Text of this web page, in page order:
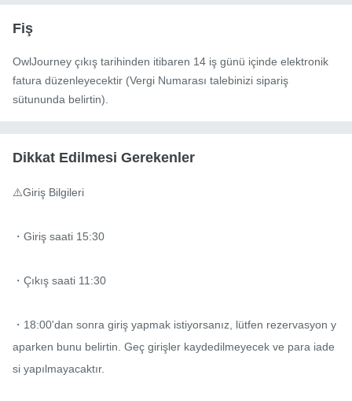
Fiş
OwlJourney çıkış tarihinden itibaren 14 iş günü içinde elektronik
fatura düzenleyecektir (Vergi Numarası talebinizi sipariş
sütununda belirtin).
Dikkat Edilmesi Gerekenler
⚠️Giriş Bilgileri
・Giriş saati 15:30
・Çıkış saati 11:30
・18:00'dan sonra giriş yapmak istiyorsanız, lütfen rezervasyon y
aparken bunu belirtin. Geç girişler kaydedilmeyecek ve para iade
si yapılmayacaktır.